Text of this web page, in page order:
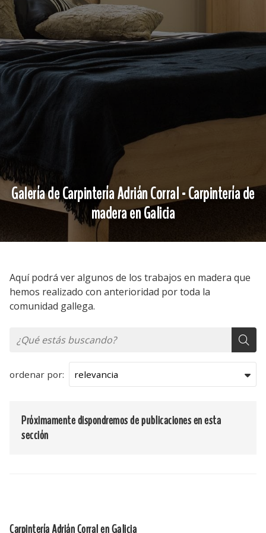
Galería de Carpintería Adrián Corral - Carpintería de
madera en Galicia
Aquí podrá ver algunos de los trabajos en madera que
hemos realizado con anterioridad por toda la
comunidad gallega.
ordenar por:
Próximamente dispondremos de publicaciones en esta
sección
Carpintería Adrián Corral en Galicia